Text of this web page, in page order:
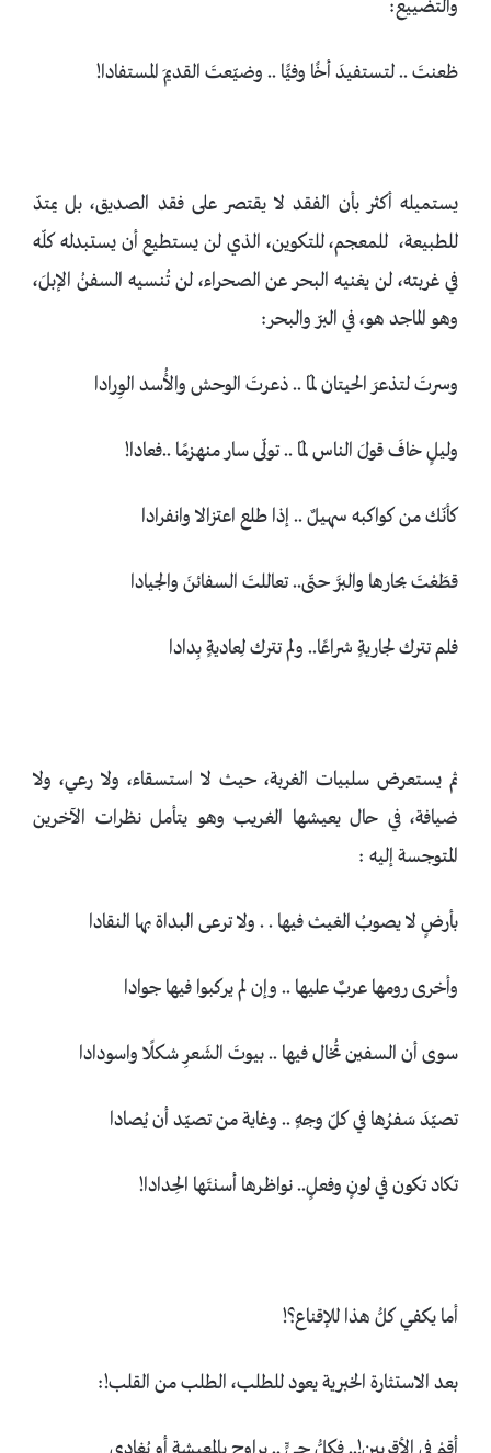
والتضييع:
ظعنتَ .. لتستفيدَ أخًا وفيًّا .. وضيّعتَ القديمَ المستفادا!
يستميله أكثر بأن الفقد لا يقتصر على فقد الصديق، بل يمتدّ
للطبيعة، للمعجم، للتكوين، الذي لن يستطيع أن يستبدله كلّه
في غربته، لن يغنيه البحر عن الصحراء، لن تُنسيه السفنُ الإبلَ،
وهو الماجد هو، في البرّ والبحر:
وسرتَ لتذعرَ الحيتان لمّا .. ذعرتَ الوحش والأُسد الوِرادا
وليلٍ خافَ قولَ الناس لمّا .. تولّى سار منهزمًا ..فعادا!
كأنّك من كواكبه سهيلٌ .. إذا طلع اعتزالا وانفرادا
قطَعْتَ بحارها والبرَّ حتّى.. تعاللتَ السفائنَ والجيادا
فلم تترك لجاريةٍ شراعًا.. ولم تترك لِعاديةٍ بِدادا
ثم يستعرض سلبيات الغربة، حيث لا استسقاء، ولا رعي، ولا
ضيافة، في حال يعيشها الغريب وهو يتأمل نظرات الآخرين
المتوجسة إليه :
بأرضٍ لا يصوبُ الغيث فيها . . ولا ترعى البداة بها النقادا
وأخرى رومها عربٌ عليها .. وإن لم يركبوا فيها جوادا
سوى أن السفين تُخال فيها .. بيوتَ الشَعرِ شكلًا واسودادا
تصيّدَ سَفرُها في كلّ وجهٍ .. وغاية من تصيّد أن يُصادا
تكاد تكون في لونٍ وفعلٍ.. نواظرها أسنتَها الحِدادا!
أما يكفي كلُّ هذا للإقناع؟!
بعد الاستثارة الخبرية يعود للطلب، الطلب من القلب!: